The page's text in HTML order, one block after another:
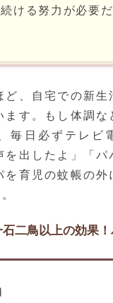
ける努力が必要
ど、自宅での新生
す。もし体調な
毎日必ずテレビ
を出したよ」「パ
を育児の蚊帳の外
二鳥以上の効果